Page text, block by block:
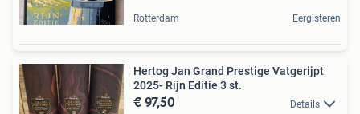
Rotterdam Eergisteren
Hertog Jan Grand Prestige Vatgerijpt
2025- Rijn Editie 3 st.
€ 97,50 Details